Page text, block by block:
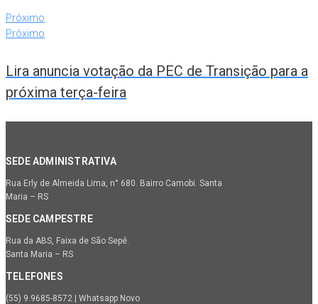
Próximo
Próximo
Lira anuncia votação da PEC de Transição para a
próxima terça-feira
SEDE ADMINISTRATIVA
Rua Erly de Almeida Lima, n° 680. Bairro Camobi. Santa
Maria – RS
SEDE CAMPESTRE
Rua da ABS, Faixa de São Sepé.
Santa Maria – RS
TELEFONES
(55) 9.9685-8572 | Whatsapp Novo